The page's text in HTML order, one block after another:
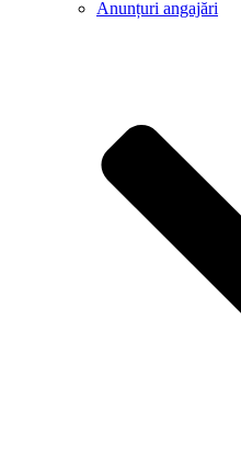
Anunțuri angajări